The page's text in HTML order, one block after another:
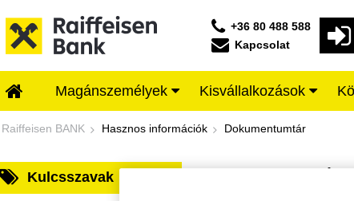
+36 80 488 588
Kapcsolat
Magánszemélyek Kisvállalkozások
Dokumentumtár - Raiffeisen BANK
Raiffeisen BANK Hasznos információk Dokumentumtár
Kulcsszavak